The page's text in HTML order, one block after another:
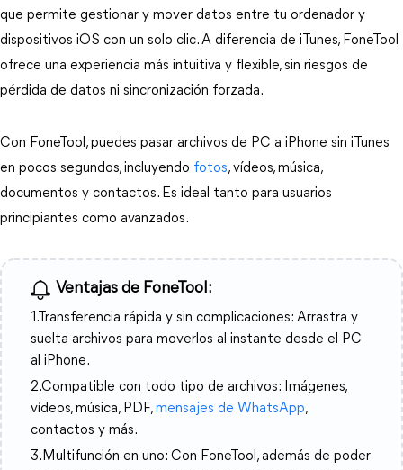
que permite gestionar y mover datos entre tu ordenador y
dispositivos iOS con un solo clic. A diferencia de iTunes, FoneTool
ofrece una experiencia más intuitiva y flexible, sin riesgos de
pérdida de datos ni sincronización forzada.
Con FoneTool, puedes pasar archivos de PC a iPhone sin iTunes
en pocos segundos, incluyendo fotos, vídeos, música,
documentos y contactos. Es ideal tanto para usuarios
principiantes como avanzados.
Ventajas de FoneTool:
1.Transferencia rápida y sin complicaciones: Arrastra y
suelta archivos para moverlos al instante desde el PC
al iPhone.
2.Compatible con todo tipo de archivos: Imágenes,
vídeos, música, PDF,mensajes de WhatsApp,
contactos y más.
3.Multifunción en uno: Con FoneTool, además de poder